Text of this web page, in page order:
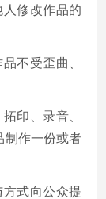
人修改作品的
不受歪曲、
印、录音、
制作一份或者
方式向公众提